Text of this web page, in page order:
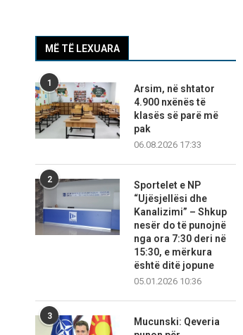
MË TË LEXUARA
1
Arsim, në shtator
4.900 nxënës të
klasës së parë më
pak
06.08.2026 17:33
2
Sportelet e NP
“Ujësjellësi dhe
Kanalizimi” – Shkup
nesër do të punojnë
nga ora 7:30 deri në
15:30, e mërkura
është ditë jopune
05.01.2026 10:36
3
Mucunski: Qeveria